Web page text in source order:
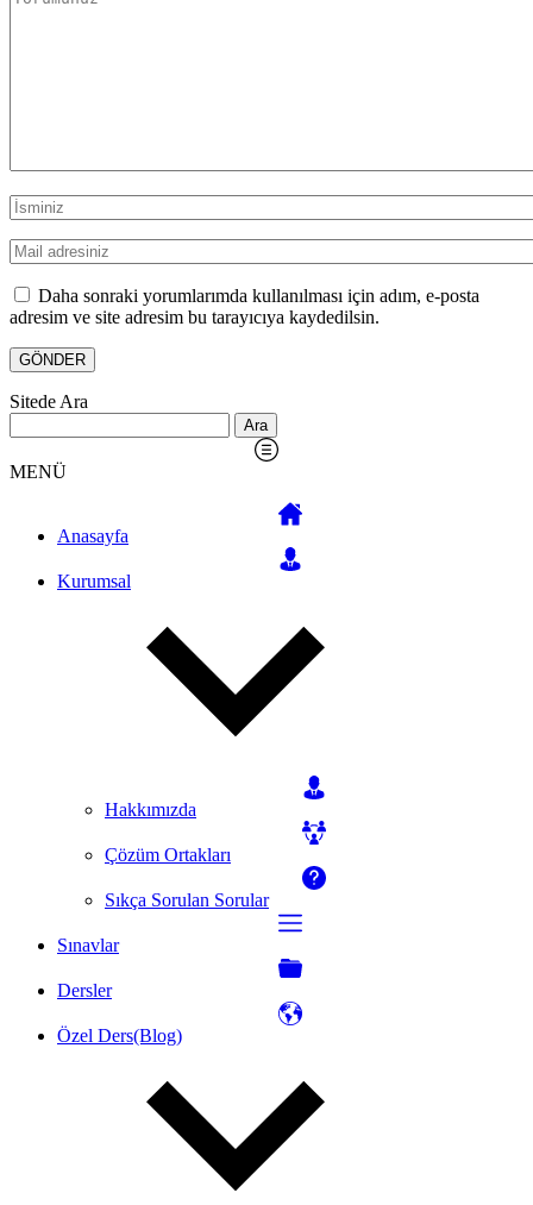
Daha sonraki yorumlarımda kullanılması için adım, e-posta
adresim ve site adresim bu tarayıcıya kaydedilsin.
Sitede Ara
MENÜ
Anasayfa
Kurumsal
Hakkımızda
Çözüm Ortakları
Sıkça Sorulan Sorular
Sınavlar
Dersler
Özel Ders(Blog)